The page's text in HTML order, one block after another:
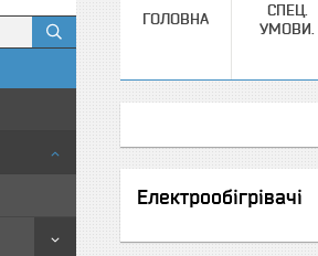
ГОЛОВНА
СПЕЦ.
УМОВИ.
Електрообігрівачі